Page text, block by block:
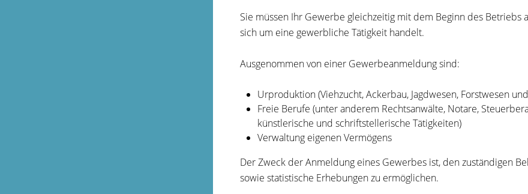
Sie müssen Ihr Gewerbe gleichzeitig mit dem Beginn des Betriebs
sich um eine gewerbliche Tätigkeit handelt.
Ausgenommen von einer Gewerbeanmeldung sind:
Urproduktion (Viehzucht, Ackerbau, Jagdwesen, Forstwesen
Freie Berufe (unter anderem Rechtsanwälte, Notare,
künstlerische und schriftstellerische Tätigkeiten)
Verwaltung eigenen Vermögens
Der Zweck der Anmeldung eines Gewerbes ist, den zuständigen
sowie statistische Erhebungen zu ermöglichen.